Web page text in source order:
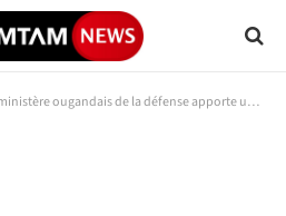
ougandais de la défense apporte une éclaircie sur l’opération shujaa en RDC